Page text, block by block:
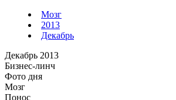
Мозг
2013
Декабрь
Декабрь 2013
Бизнес-линч
Фото дня
Мозг
Понос